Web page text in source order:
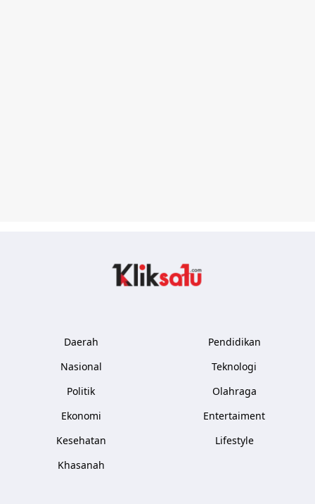
Daerah
Nasional
Politik
Ekonomi
Kesehatan
Khasanah
Pendidikan
Teknologi
Olahraga
Entertaiment
Lifestyle